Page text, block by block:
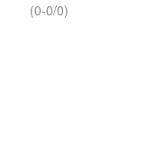
(0-0/0)